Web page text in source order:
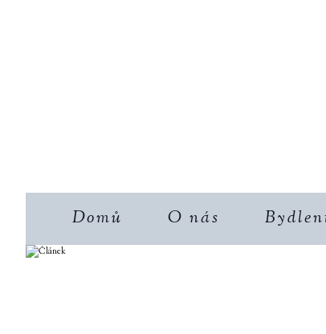
Domů O nás